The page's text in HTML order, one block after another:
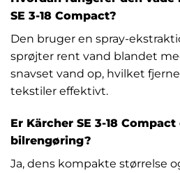
SE 3-18 Compact?
Den bruger en spray-
sprøjter rent vand blandet
snavset vand op, hvilket
tekstiler effektivt.
Er Kärcher SE 3-18
bilrengøring?
Ja, dens kompakte størrelse